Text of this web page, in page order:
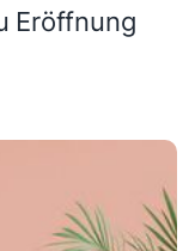
Eröffnung